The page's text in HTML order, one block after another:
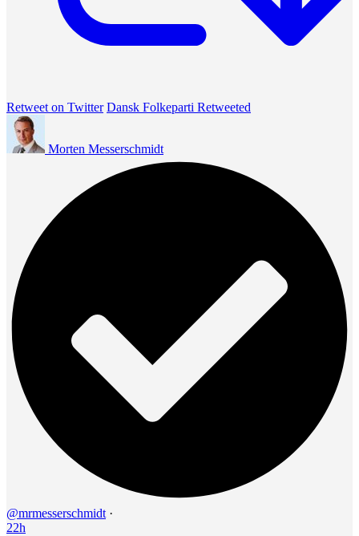
Retweet on Twitter Dansk Folkeparti Retweeted
Morten Messerschmidt
@mrmesserschmidt ·
22h